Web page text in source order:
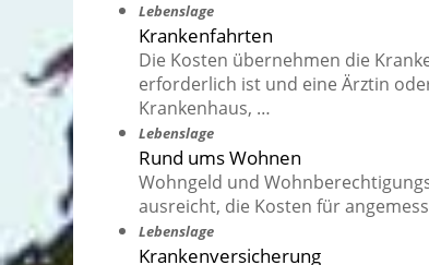
Lebenslage
Krankenfahrten
Die Kosten übernehmen die
erforderlich ist und eine Ärztin
Krankenhaus, …
Lebenslage
Rund ums Wohnen
Wohngeld und
ausreicht, die Kosten für
Lebenslage
Krankenversicherung